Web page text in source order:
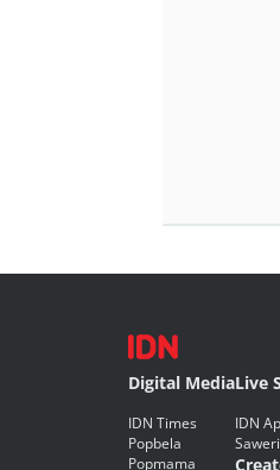
Digital Media
IDN Times
Popbela
Popmama
Live
IDN